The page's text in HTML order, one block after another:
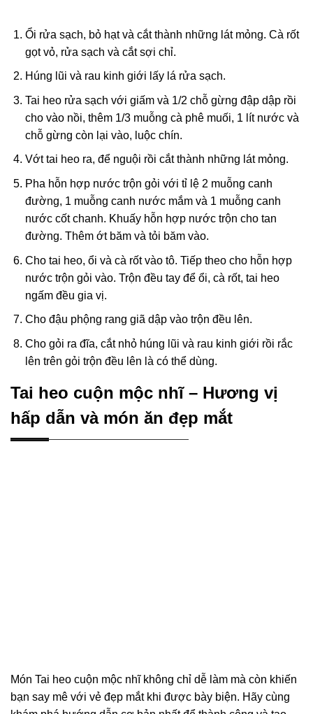
Ổi rửa sạch, bỏ hạt và cắt thành những lát mỏng. Cà rốt
gọt vỏ, rửa sạch và cắt sợi chỉ.
Húng lũi và rau kinh giới lấy lá rửa sạch.
Tai heo rửa sạch với giấm và 1/2 chỗ gừng đập dập rồi
cho vào nồi, thêm 1/3 muỗng cà phê muối, 1 lít nước và
chỗ gừng còn lại vào, luộc chín.
Vớt tai heo ra, để nguội rồi cắt thành những lát mỏng.
Pha hỗn hợp nước trộn gỏi với tỉ lệ 2 muỗng canh
đường, 1 muỗng canh nước mắm và 1 muỗng canh
nước cốt chanh. Khuấy hỗn hợp nước trộn cho tan
đường. Thêm ớt băm và tỏi băm vào.
Cho tai heo, ổi và cà rốt vào tô. Tiếp theo cho hỗn hợp
nước trộn gỏi vào. Trộn đều tay để ổi, cà rốt, tai heo
ngấm đều gia vị.
Cho đậu phộng rang giã dập vào trộn đều lên.
Cho gỏi ra đĩa, cắt nhỏ húng lũi và rau kinh giới rồi rắc
lên trên gỏi trộn đều lên là có thể dùng.
Tai heo cuộn mộc nhĩ – Hương vị
hấp dẫn và món ăn đẹp mắt
Món Tai heo cuộn mộc nhĩ không chỉ dễ làm mà còn khiến
bạn say mê với vẻ đẹp mắt khi được bày biện. Hãy cùng